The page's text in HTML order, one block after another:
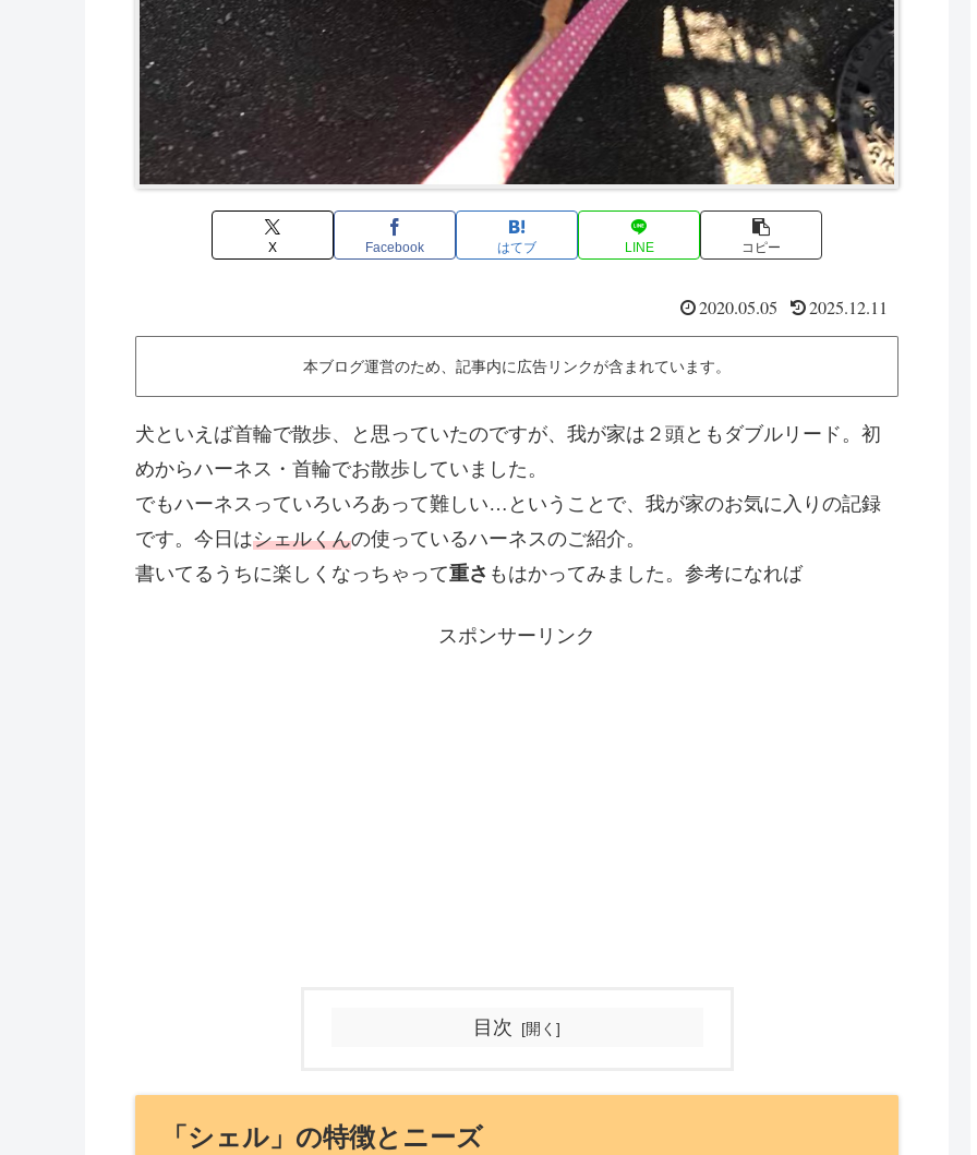
X Facebook はてブ LINE コピー
2020.05.05 2025.12.11
本ブログ運営のため、記事内に広告リンクが含まれています。
犬といえば首輪で散歩、と思っていたのですが、我が家は２頭ともダブルリード。初
めからハーネス・首輪でお散歩していました。
でもハーネスっていろいろあって難しい…ということで、我が家のお気に入りの記録
です。今日はシェルくんの使っているハーネスのご紹介。
書いてるうちに楽しくなっちゃって重さ もはかってみました。参考になれば
スポンサーリンク
目次
「シェル」の特徴とニーズ